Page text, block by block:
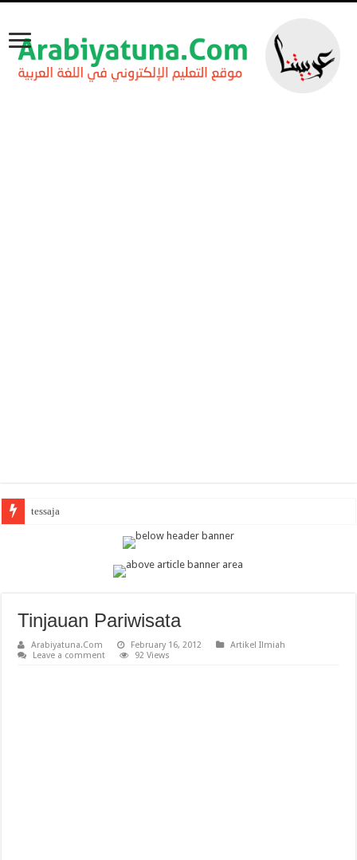
Ara
Tinjauan Pariwisata
Arabiyatuna.Com February 16, 2012
Artikel Ilmiah
Leave a comment
92 Views